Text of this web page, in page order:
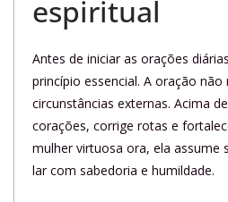
espiritual
Antes de iniciar as orações
princípio essencial. A oração não
circunstâncias externas. Acima
corações, corrige rotas e
mulher virtuosa ora, ela assume
lar com sabedoria e humildade.